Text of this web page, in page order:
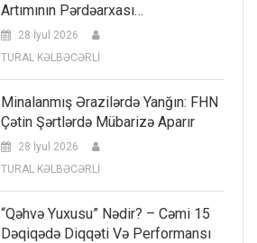
Artımının Pərdəarxası…
28 İyul 2026
TURAL KƏLBƏCƏRLİ
Minalanmış Ərazilərdə Yanğın: FHN
Çətin Şərtlərdə Mübarizə Aparır
28 İyul 2026
TURAL KƏLBƏCƏRLİ
“Qəhvə Yuxusu” Nədir? – Cəmi 15
Dəqiqədə Diqqəti Və Performansı